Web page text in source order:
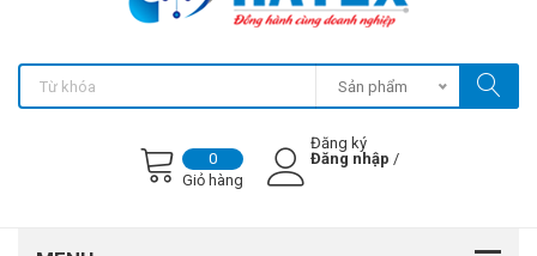
Sản phẩm
0
Giỏ hàng
Đăng ký
Đăng nhập /